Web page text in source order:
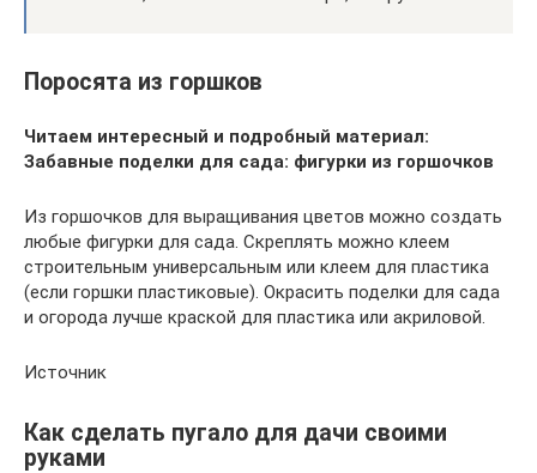
Поросята из горшков
Читаем интересный и подробный материал:
Забавные поделки для сада: фигурки из горшочков
Из горшочков для выращивания цветов можно создать
любые фигурки для сада. Скреплять можно клеем
строительным универсальным или клеем для пластика
(если горшки пластиковые). Окрасить поделки для сада
и огорода лучше краской для пластика или акриловой.
Источник
Как сделать пугало для дачи своими
руками